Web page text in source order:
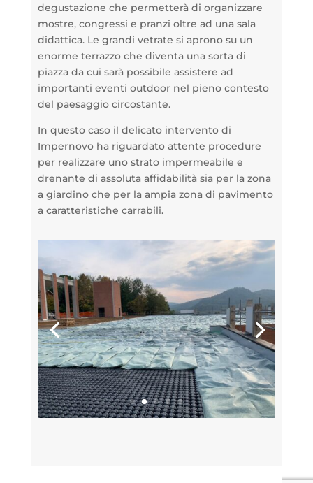
degustazione che permetterà di organizzare
mostre, congressi e pranzi oltre ad una sala
didattica. Le grandi vetrate si aprono su un
enorme terrazzo che diventa una sorta di
piazza da cui sarà possibile assistere ad
importanti eventi outdoor nel pieno contesto
del paesaggio circostante.
In questo caso il delicato intervento di
Impernovo ha riguardato attente procedure
per realizzare uno strato impermeabile e
drenante di assoluta affidabilità sia per la zona
a giardino che per la ampia zona di pavimento
a caratteristiche carrabili.